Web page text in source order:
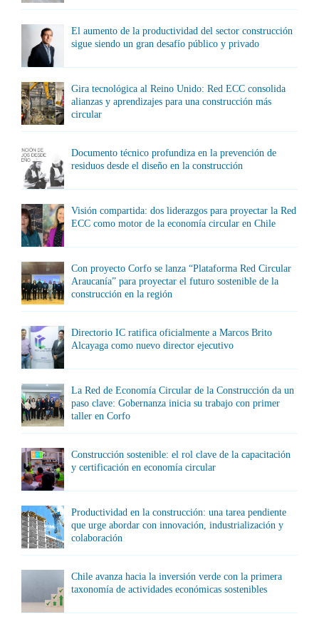
El aumento de la productividad del sector construcción
sigue siendo un gran desafío público y privado
Gira tecnológica al Reino Unido: Red ECC consolida
alianzas y aprendizajes para una construcción más
circular
Documento técnico profundiza en la prevención de
residuos desde el diseño en la construcción
Visión compartida: dos liderazgos para proyectar la Red
ECC como motor de la economía circular en Chile
Con proyecto Corfo se lanza “Plataforma Red Circular
Araucanía” para proyectar el futuro sostenible de la
construcción en la región
Directorio IC ratifica oficialmente a Marcos Brito
Alcayaga como nuevo director ejecutivo
La Red de Economía Circular de la Construcción da un
paso clave: Gobernanza inicia su trabajo con primer
taller en Corfo
Construcción sostenible: el rol clave de la capacitación
y certificación en economía circular
Productividad en la construcción: una tarea pendiente
que urge abordar con innovación, industrialización y
colaboración
Chile avanza hacia la inversión verde con la primera
taxonomía de actividades económicas sostenibles